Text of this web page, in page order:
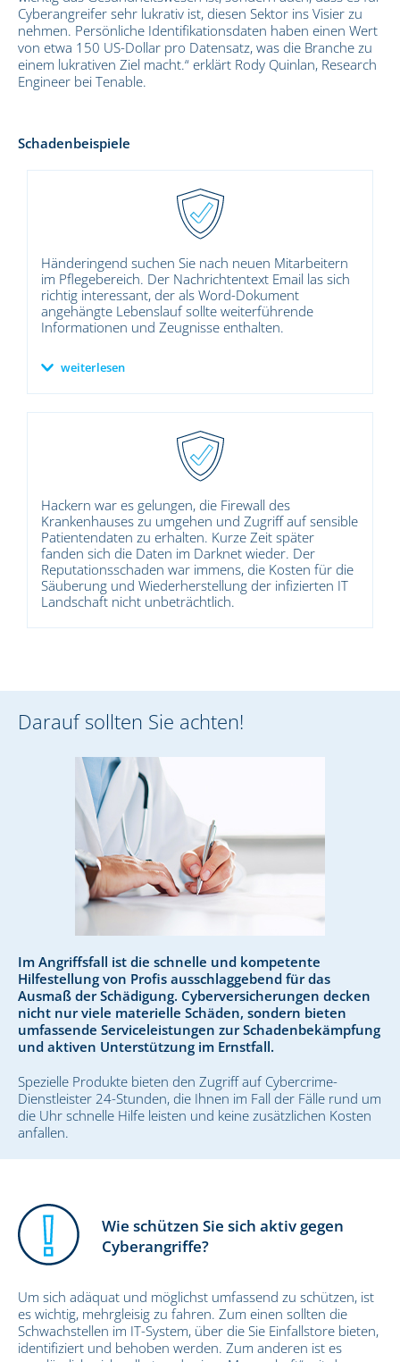
Cyberangreifer sehr lukrativ ist, diesen Sektor ins Visier zu
nehmen. Persönliche Identifikationsdaten haben einen Wert
von etwa 150 US-Dollar pro Datensatz, was die Branche zu
einem lukrativen Ziel macht.“ erklärt Rody Quinlan, Research
Engineer bei Tenable.
Schadenbeispiele
Händeringend suchen Sie nach neuen Mitarbeitern
im Pflegebereich. Der Nachrichtentext Email las sich
richtig interessant, der als Word-Dokument
angehängte Lebenslauf sollte weiterführende
Informationen und Zeugnisse enthalten.
weiterlesen
Hackern war es gelungen, die Firewall des
Krankenhauses zu umgehen und Zugriff auf sensible
Patientendaten zu erhalten. Kurze Zeit später
fanden sich die Daten im Darknet wieder. Der
Reputationsschaden war immens, die Kosten für die
Säuberung und Wiederherstellung der infizierten IT
Landschaft nicht unbeträchtlich.
Darauf sollten Sie achten!
Im Angriffsfall ist die schnelle und kompetente
Hilfestellung von Profis ausschlaggebend für das
Ausmaß der Schädigung. Cyberversicherungen decken
nicht nur viele materielle Schäden, sondern bieten
umfassende Serviceleistungen zur Schadenbekämpfung
und aktiven Unterstützung im Ernstfall.
Spezielle Produkte bieten den Zugriff auf Cybercrime-
Dienstleister 24-Stunden, die Ihnen im Fall der Fälle rund um
die Uhr schnelle Hilfe leisten und keine zusätzlichen Kosten
anfallen.
Wie schützen Sie sich aktiv gegen
Cyberangriffe?
Um sich adäquat und möglichst umfassend zu schützen, ist
es wichtig, mehrgleisig zu fahren. Zum einen sollten die
Schwachstellen im IT-System, über die Sie Einfallstore bieten,
identifiziert und behoben werden. Zum anderen ist es